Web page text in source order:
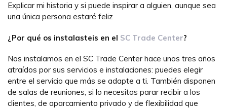
Explicar mi historia y si puede inspirar a alguien, aunque sea
una única persona estaré feliz
¿Por qué os instalasteis en el SC Trade Center?
Nos instalamos en el SC Trade Center hace unos tres años
atraídos por sus servicios e instalaciones: puedes elegir
entre el servicio que más se adapte a ti. También disponen
de salas de reuniones, si lo necesitas parar recibir a los
clientes, de aparcamiento privado y de flexibilidad que